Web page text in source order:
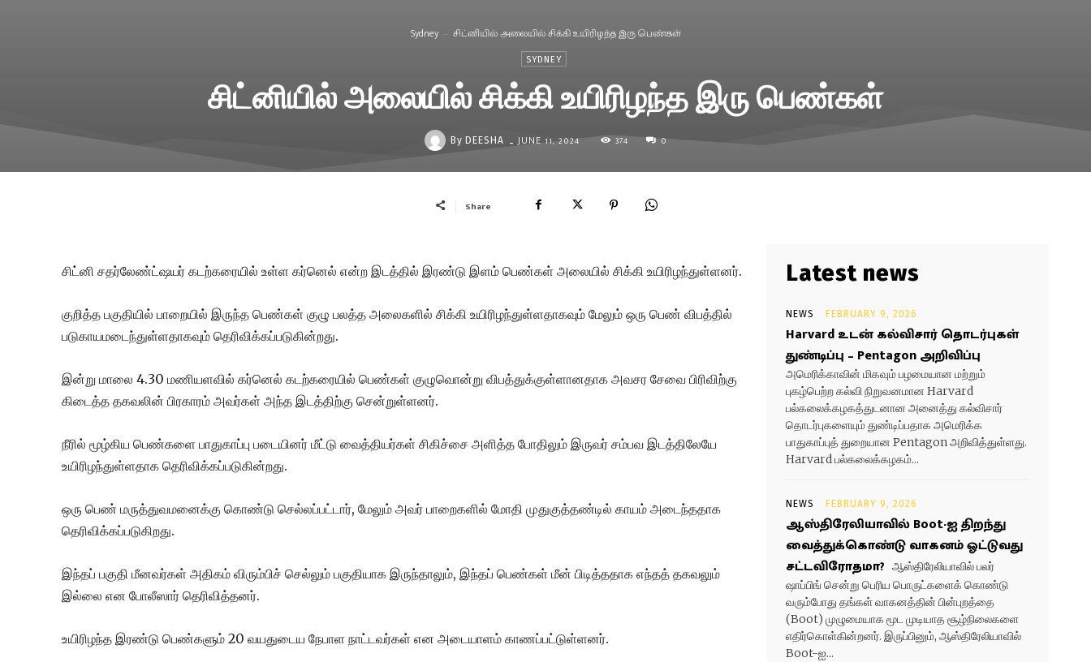
Sydney சிட்னியில் அலையில் சிக்கி உயிரிழந்த இரு பெண்கள்
SYDNEY
சிட்னியில் அலையில் சிக்கி உயிரிழந்த இரு பெண்கள்
By DEESHA - JUNE 11, 2024 374 0
Share
சிட்னி சதர்லேண்ட்ஷயர் கடற்கரையில் உள்ள கர்னெல் என்ற இடத்தில் இரண்டு இளம் பெண்கள் அலையில் சிக்கி உயிரிழந்துள்ளனர்.
குறித்த பகுதியில் பாறையில் இருந்த பெண்கள் குழு பலத்த அலைகளில் சிக்கி உயிரிழந்துள்ளதாகவும் மேலும் ஒரு பெண் விபத்தில்
படுகாயமடைந்துள்ளதாகவும் தெரிவிக்கப்படுகின்றது.
இன்று மாலை 4.30 மணியளவில் கர்னெல் கடற்கரையில் பெண்கள் குழுவொன்று விபத்துக்குள்ளானதாக அவசர சேவை பிரிவிற்கு
கிடைத்த தகவலின் பிரகாரம் அவர்கள் அந்த இடத்திற்கு சென்றுள்ளனர்.
நீரில் மூழ்கிய பெண்களை பாதுகாப்பு படையினர் மீட்டு வைத்தியர்கள் சிகிச்சை அளித்த போதிலும் இருவர் சம்பவ இடத்திலேயே
உயிரிழந்துள்ளதாக தெரிவிக்கப்படுகின்றது.
ஒரு பெண் மருத்துவமனைக்கு கொண்டு செல்லப்பட்டார், மேலும் அவர் பாறைகளில் மோதி முதுகுத்தண்டில் காயம் அடைந்ததாக
தெரிவிக்கப்படுகிறது.
இந்தப் பகுதி மீனவர்கள் அதிகம் விரும்பிச் செல்லும் பகுதியாக இருந்தாலும், இந்தப் பெண்கள் மீன் பிடித்ததாக எந்தத் தகவலும்
இல்லை என போலீஸார் தெரிவித்தனர்.
உயிரிழந்த இரண்டு பெண்களும் 20 வயதுடைய நேபாள நாட்டவர்கள் என அடையாளம் காணப்பட்டுள்ளனர்.
Latest news
NEWS FEBRUARY 9, 2026
Harvard உடன் கல்விசார் தொடர்புகள்
துண்டிப்பு – Pentagon அறிவிப்பு
அமெரிக்காவின் மிகவும் பழமையான மற்றும்
புகழ்பெற்ற கல்வி நிறுவனமான Harvard
பல்கலைக்கழகத்துடனான அனைத்து கல்விசார்
தொடர்புகளையும் துண்டிப்பதாக அமெரிக்க
பாதுகாப்புத் துறையான Pentagon அறிவித்துள்ளது.
Harvard பல்கலைக்கழகம்...
NEWS FEBRUARY 9, 2026
ஆஸ்திரேலியாவில் Boot-ஐ திறந்து
வைத்துக்கொண்டு வாகனம் ஓட்டுவது
சட்டவிரோதமா? ஆஸ்திரேலியாவில் பலர்
ஷாப்பிங் சென்று பெரிய பொருட்களைக் கொண்டு
வரும்போது தங்கள் வாகனத்தின் பின்புறத்தை
(Boot) முழுமையாக மூட முடியாத சூழ்நிலைகளை
எதிர்கொள்கின்றனர். இருப்பினும், ஆஸ்திரேலியாவில்
Boot-ஐ...